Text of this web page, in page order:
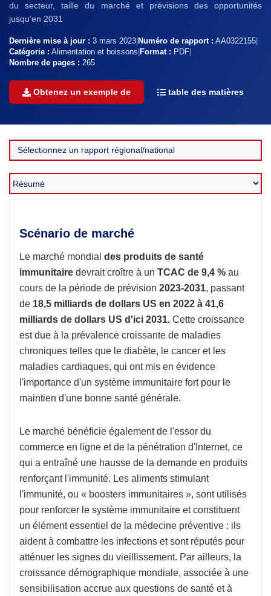
du secteur, taille du marché et prévisions des opportunités
jusqu’en 2031
Dernière mise à jour : 3 mars 2023 Numéro de rapport : AA0322155
Catégorie : Alimentation et boissons Format : PDF
Nombre de pages : 265
Obtenez un exemple de table des matières
Scénario de marché
Le marché mondial des produits de santé
immunitaire devrait croître à un TCAC de 9,4 % au
cours de la période de prévision 2023-2031, passant
de 18,5 milliards de dollars US en 2022 à 41,6
milliards de dollars US d'ici 2031. Cette croissance
est due à la prévalence croissante de maladies
chroniques telles que le diabète, le cancer et les
maladies cardiaques, qui ont mis en évidence
l'importance d'un système immunitaire fort pour le
maintien d'une bonne santé générale.
Le marché bénéficie également de l'essor du
commerce en ligne et de la pénétration d'Internet, ce
qui a entraîné une hausse de la demande en produits
renforçant l'immunité. Les aliments stimulant
l'immunité, ou « boosters immunitaires », sont utilisés
pour renforcer le système immunitaire et constituent
un élément essentiel de la médecine préventive : ils
aident à combattre les infections et sont réputés pour
atténuer les signes du vieillissement. Par ailleurs, la
croissance démographique mondiale, associée à une
sensibilisation accrue aux questions de santé et à